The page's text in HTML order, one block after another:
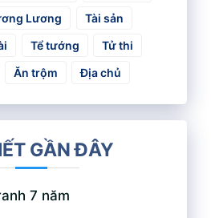
Lương
Tài sản
Tể tướng
Tử thi
Ăn trộm Địa chủ
GẦN ĐÂY
7 năm